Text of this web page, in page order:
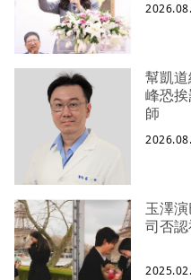
幫凱
峰恐
師
玉澤
司否認